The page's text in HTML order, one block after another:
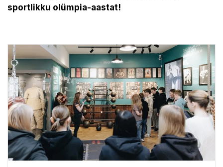
sportlikku olümpia-aastat!